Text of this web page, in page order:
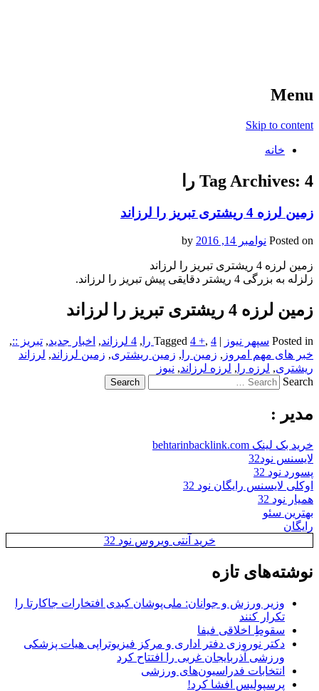
Menu
Skip to content
خانه
Tag Archives: 4 را
زمین لرزه 4 ریشتری تبریز را لرزاند
Posted on نوامبر 14, 2016
زمین لرزه 4 ریشتری تبریز را لرزاند
زلزله به بزرگی 4 ریشتر دقایقی پیش تبریز را لرزاند.
زمین لرزه 4 ریشتری تبریز را لرزاند
Posted in سپهر نیوز |
Tagged 4 +, 4 را , 4 لرزاند , اخبار جدید, تبریز ::,
خبر های مهم امروز , زمین را , زمین ریشتری, زمین لرزاند, لرزاند
ریشتری, لرزه را , لرزه لرزاند, نیوز
Search
مدیر :
خرید بک لینک behtarinbacklink.com
لایسنس نود32
پسورد نود 32
اوکلی لایسنس رایگان نود 32
همیار نود 32
بهترین سئو
رایگان
خرید آنتی ویروس نود 32
نوشته‌های تازه
وزیر ورزش و جوانان: ملی‌پوشان کبدی افتخارات جاکارتا را
تکرار کنند
سقوطِ اخلاقی فیفا
دکتر نوروزی دفتر اداری و مرکز فیزیوتراپی هیات پزشکی
ورزشی آذربایجان غربی را افتتاح کرد
انتخابات فدراسیون‌های ورزشی
پرسپولیس افشا کرد!